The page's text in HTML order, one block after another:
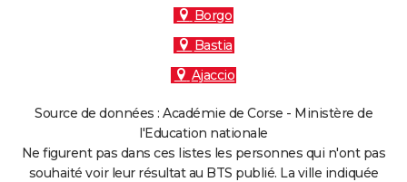
Borgo
Bastia
Ajaccio
Source de données : Académie de Corse - Ministère de
l'Education nationale
Ne figurent pas dans ces listes les personnes qui n'ont pas
souhaité voir leur résultat au BTS publié. La ville indiquée